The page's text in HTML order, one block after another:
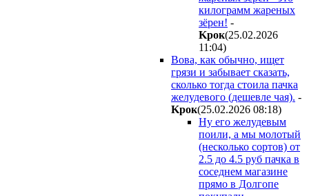
килограмм жареных
зёрен! -
Kpoк(25.02.2026
11:04)
Вова, как обычно, ищет
грязи и забывает сказать,
сколько тогда стоила пачка
желудевого (дешевле чая). -
Kpoк(25.02.2026 08:18)
Ну его желудевым
поили, а мы молотый
(несколько сортов) от
2.5 до 4.5 руб пачка в
соседнем магазине
прямо в Долгопе